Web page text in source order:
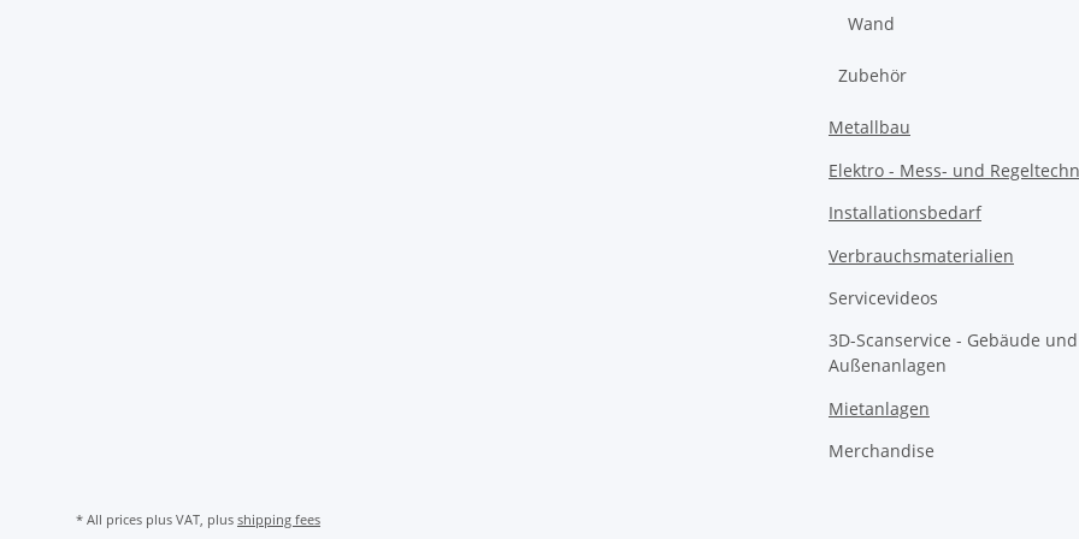
Wand
Zubehör
Metallbau
Elektro - Mess- und
Installationsbedarf
Verbrauchsmaterialien
Servicevideos
3D-Scanservice - Gebäude und
Außenanlagen
Mietanlagen
Merchandise
* All prices plus VAT, plus shipping fees